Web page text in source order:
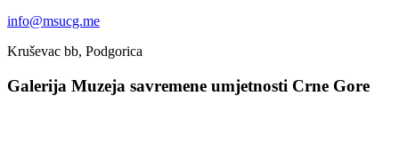
info@msucg.me
Kruševac bb, Podgorica
Galerija Muzeja savremene umjetnosti Crne Gore